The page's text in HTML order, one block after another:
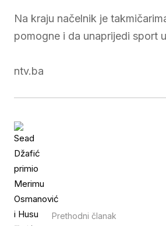
Na kraju načelnik je
pomogne i da unaprijedi sport
ntv.ba
Prethodni članak